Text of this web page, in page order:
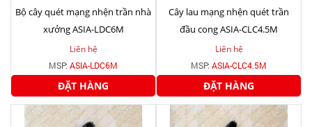
Bộ cây quét mạng nhện trần nhà
xưởng ASIA-LDC6M
Liên hệ
MSP: ASIA-LDC6M
ĐẶT HÀNG
Cây lau mạng nhện quét trần
đầu cong ASIA-CLC4.5M
Liên hệ
MSP: ASIA-CLC4.5M
ĐẶT HÀNG